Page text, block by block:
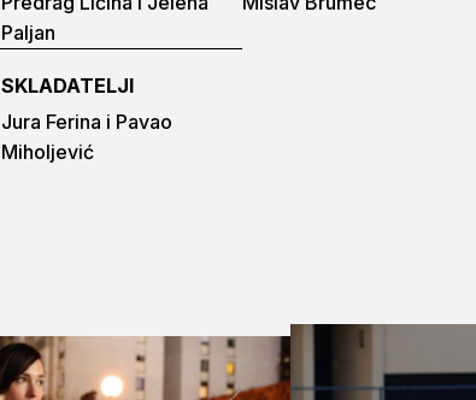
Paljan
SKLADATELJI
Jura Ferina i Pavao
Miholjević